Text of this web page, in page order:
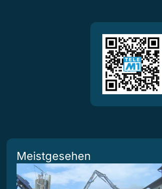
Meistgesehen